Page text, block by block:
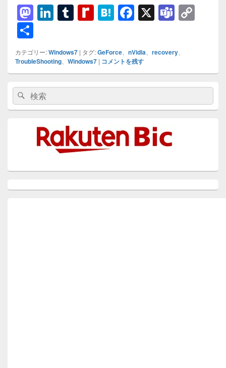
M
a
st
o
d
o
n
Li
n
k
e
dI
n
T
u
m
bl
r
R
e
di
ff
M
y
P
a
g
e
H
at
e
n
a
F
a
c
e
b
o
o
k
X T
e
a
m
s Li
n
k
有
カテゴリー:Windows7 | タグ:GeForce nVidia recovery
TroubleShooting Windows7 | コメントを残す
ン
サ
検
索:
検
索